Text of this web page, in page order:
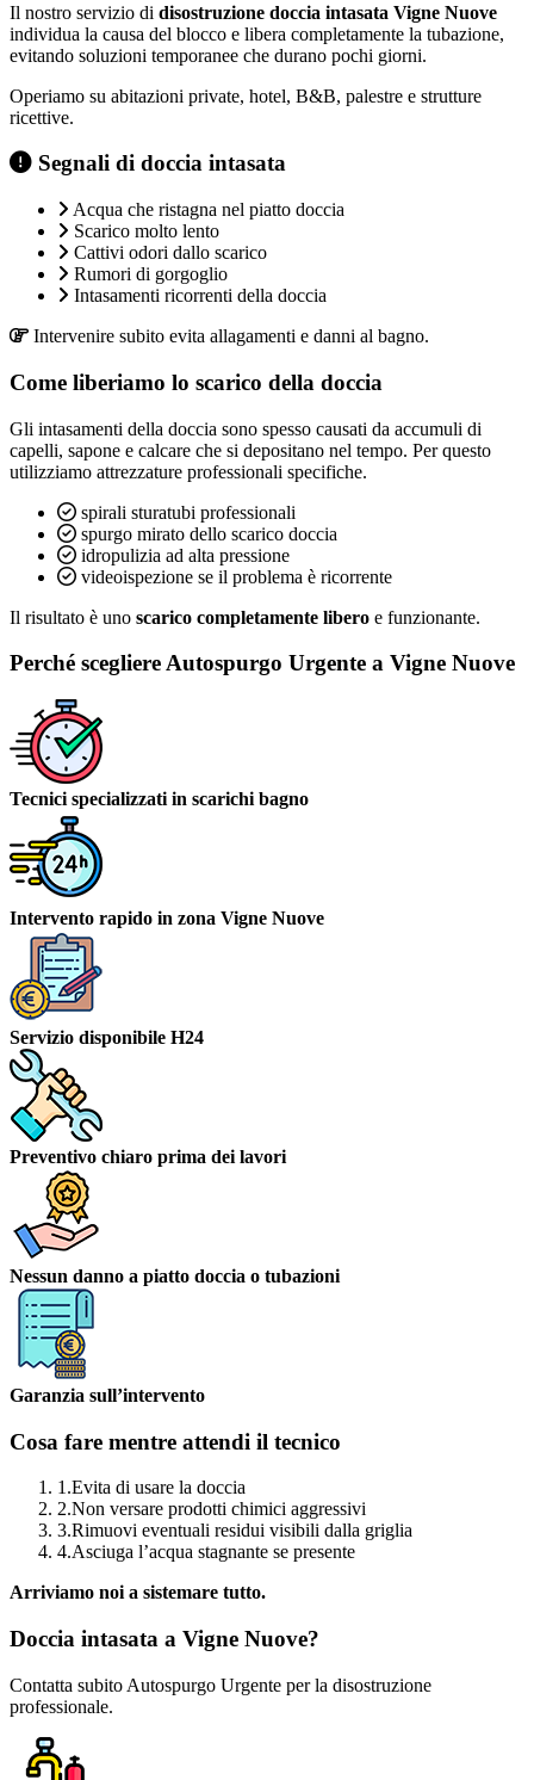
Il nostro servizio di disostruzione doccia intasata Vigne Nuove
individua la causa del blocco e libera completamente la tubazione,
evitando soluzioni temporanee che durano pochi giorni.
Operiamo su abitazioni private, hotel, B&B, palestre e strutture
ricettive.
Segnali di doccia intasata
Acqua che ristagna nel piatto doccia
Scarico molto lento
Cattivi odori dallo scarico
Rumori di gorgoglio
Intasamenti ricorrenti della doccia
Intervenire subito evita allagamenti e danni al bagno.
Come liberiamo lo scarico della doccia
Gli intasamenti della doccia sono spesso causati da accumuli di
capelli, sapone e calcare che si depositano nel tempo. Per questo
utilizziamo attrezzature professionali specifiche.
spirali sturatubi professionali
spurgo mirato dello scarico doccia
idropulizia ad alta pressione
videoispezione se il problema è ricorrente
Il risultato è uno scarico completamente libero e funzionante.
Perché scegliere Autospurgo Urgente a Vigne Nuove
Tecnici specializzati in scarichi bagno
Intervento rapido in zona Vigne Nuove
Servizio disponibile H24
Preventivo chiaro prima dei lavori
Nessun danno a piatto doccia o tubazioni
Garanzia sull’intervento
Cosa fare mentre attendi il tecnico
1.Evita di usare la doccia
2.Non versare prodotti chimici aggressivi
3.Rimuovi eventuali residui visibili dalla griglia
4.Asciuga l’acqua stagnante se presente
Arriviamo noi a sistemare tutto.
Doccia intasata a Vigne Nuove?
Contatta subito Autospurgo Urgente per la disostruzione
professionale.